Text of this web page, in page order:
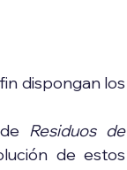
Residuos de
de estos